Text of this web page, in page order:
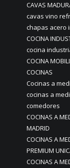
CAVAS
cavas vino
chapas acero
COCINA
cocina
COCINA
COCINAS
Cocinas a
cocinas a
comedores
COCINAS A
MADRID
COCINAS A
PREMIUM
COCINAS A